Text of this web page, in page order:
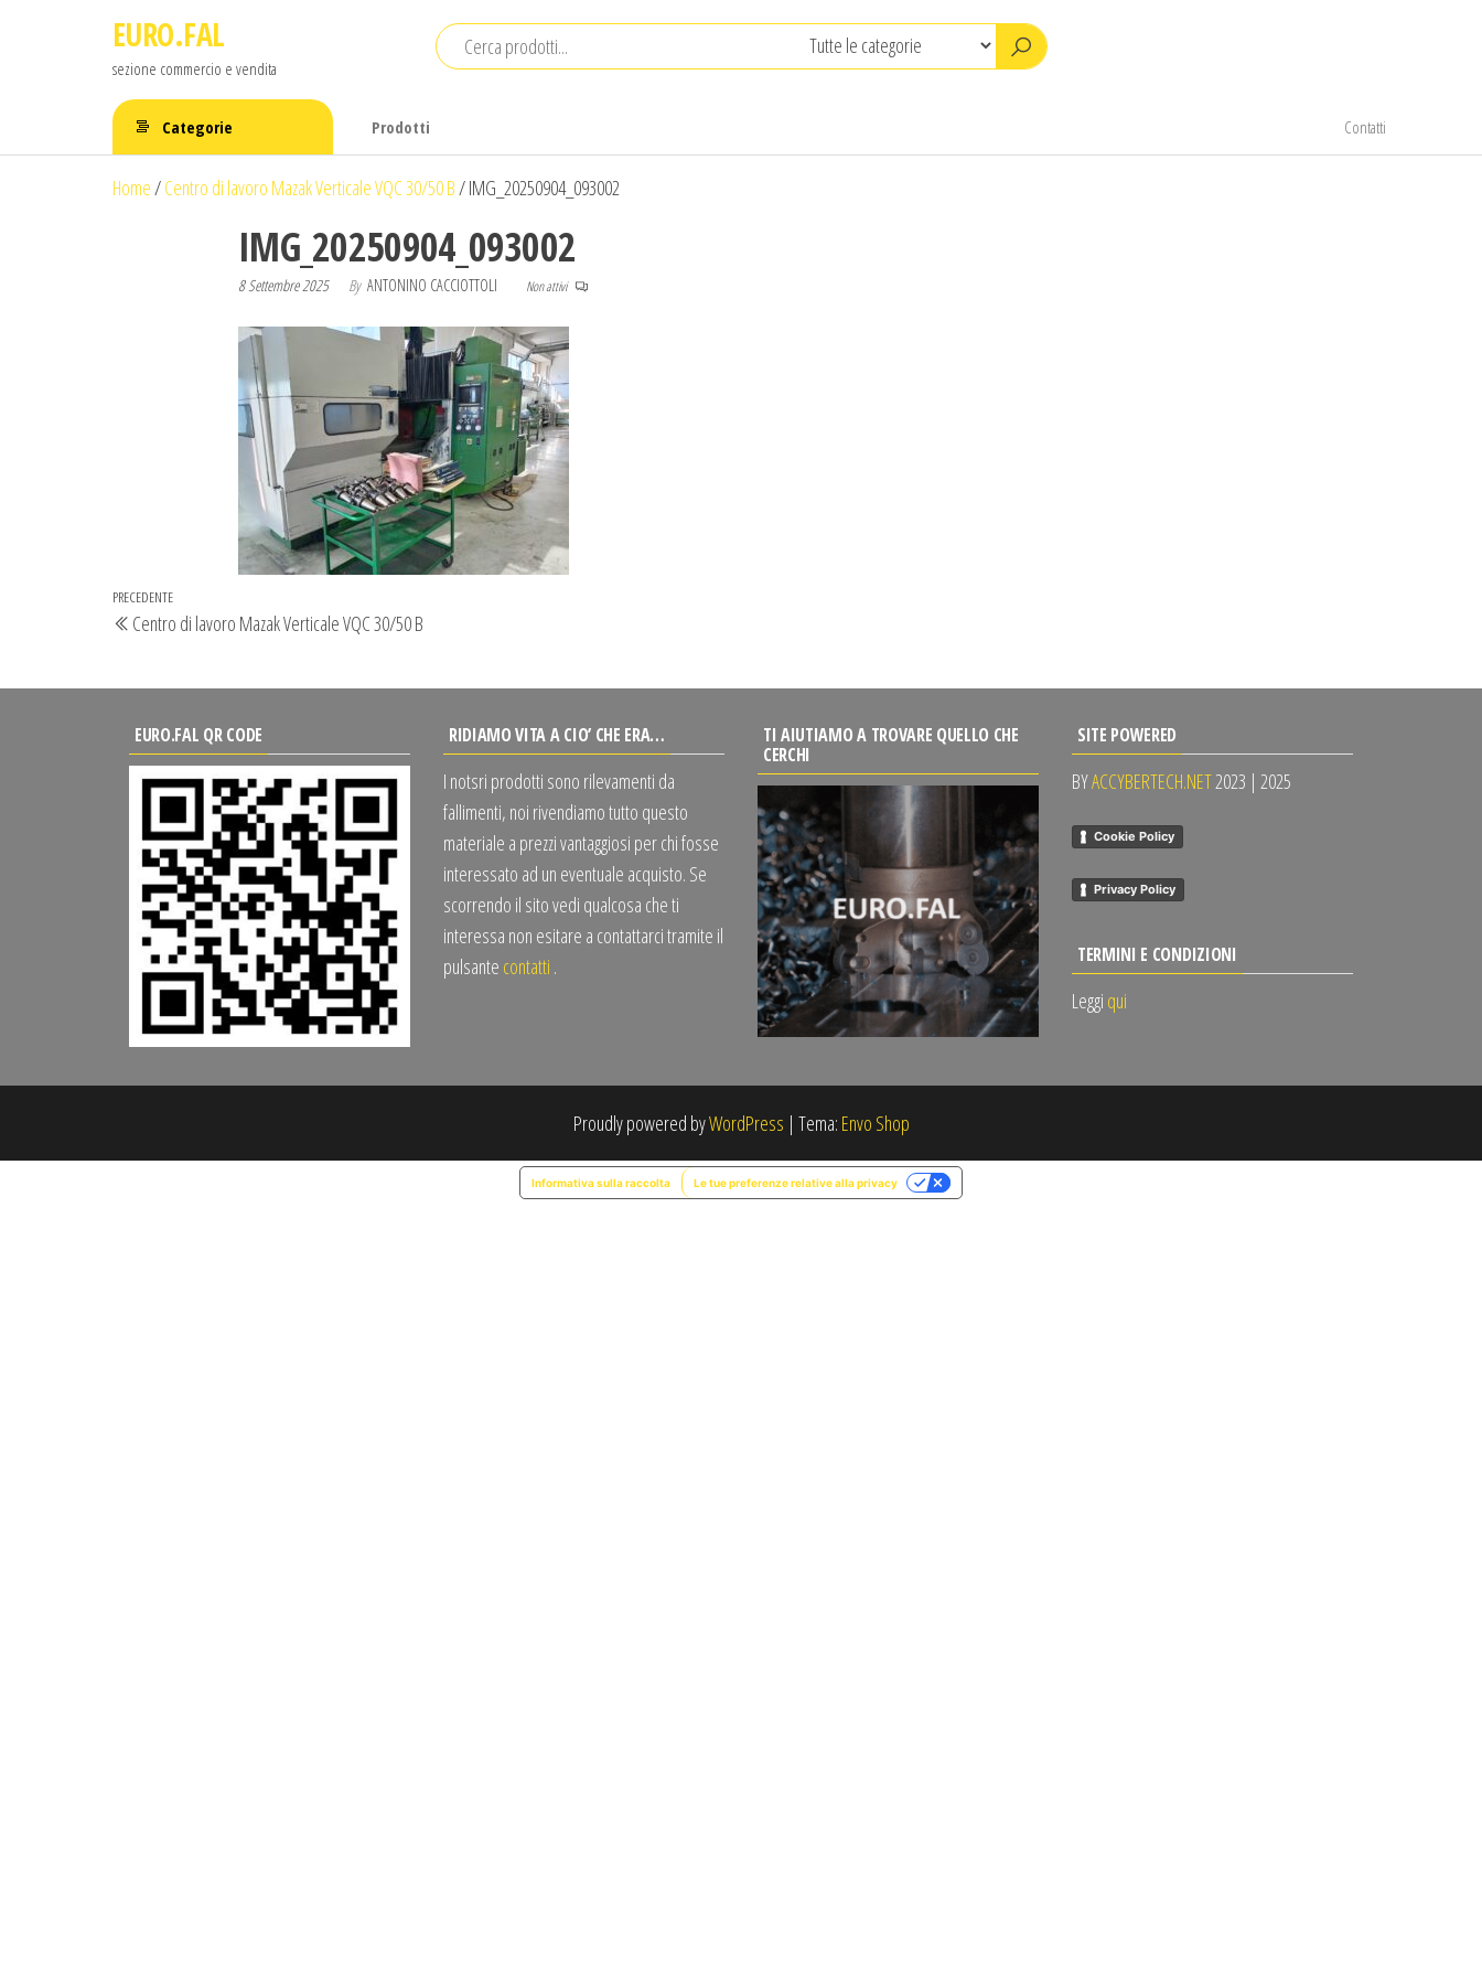
EURO.FAL
sezione commercio e vendita
Categorie Prodotti Contatti
Home/Centro di lavoro Mazak Verticale VQC 30/50 B/IMG_20250904_093002
IMG_20250904_093002
8 Settembre 2025 By ANTONINO CACCIOTTOLI Non attivi
Navigazione
articoli
Articolo
precedente
PRECEDENTE
Centro di lavoro Mazak Verticale VQC 30/50 B
EURO.FAL QR CODE RIDIAMO VITA A CIO’ CHE ERA…
I notsri prodotti sono rilevamenti da
fallimenti, noi rivendiamo tutto questo
materiale a prezzi vantaggiosi per chi fosse
interessato ad un eventuale acquisto. Se
scorrendo il sito vedi qualcosa che ti
interessa non esitare a contattarci tramite il
pulsante contatti .
TI AIUTIAMO A TROVARE QUELLO CHE
CERCHI
SITE POWERED
BYACCYBERTECH.NET2023 | 2025
Cookie Policy
Privacy Policy
TERMINI E CONDIZIONI
Leggi qui
Proudly powered byWordPress | Tema: Envo Shop
Informativa sulla raccolta Le tue preferenze relative alla privacy